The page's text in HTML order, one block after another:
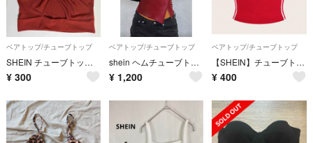
ベアトップ/チューブトップ
SHEIN チューブトップ オレンジ ブラウン セクシー
¥ 300
ベアトップ/チューブトップ
shein ヘムチューブトップ レザー
¥ 1,200
ベアトップ/チューブトップ
【SHEIN】チューブトップ
¥ 400